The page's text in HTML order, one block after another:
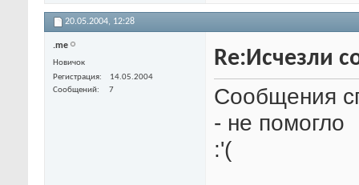
20.05.2004, 12:28
.me
Новичок
Регистрация
14.05.2004
Сообщений
7
Re:Исчезли
Сообщения
- не помогло
:'(